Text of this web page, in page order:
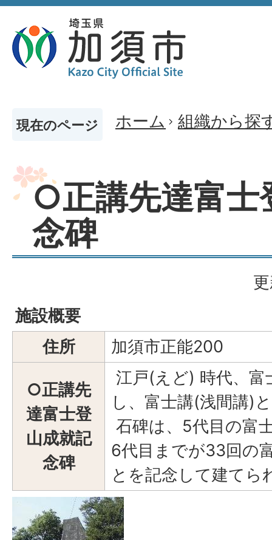
現在のページ ホーム 組織から探
○正講先達富士
念碑
施設概要
住所
加須市正能200
○正講先
達富士登
山成就記
念碑
江戸(えど) 時代、富
し、富士講(浅間講)
石碑は、5代目の富
6代目までが33回の
とを記念して建てら